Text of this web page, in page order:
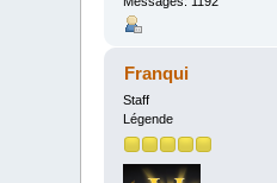
Franqui
Staff
Légende